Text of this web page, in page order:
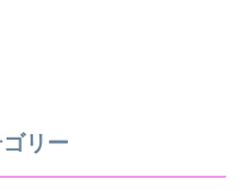
リー